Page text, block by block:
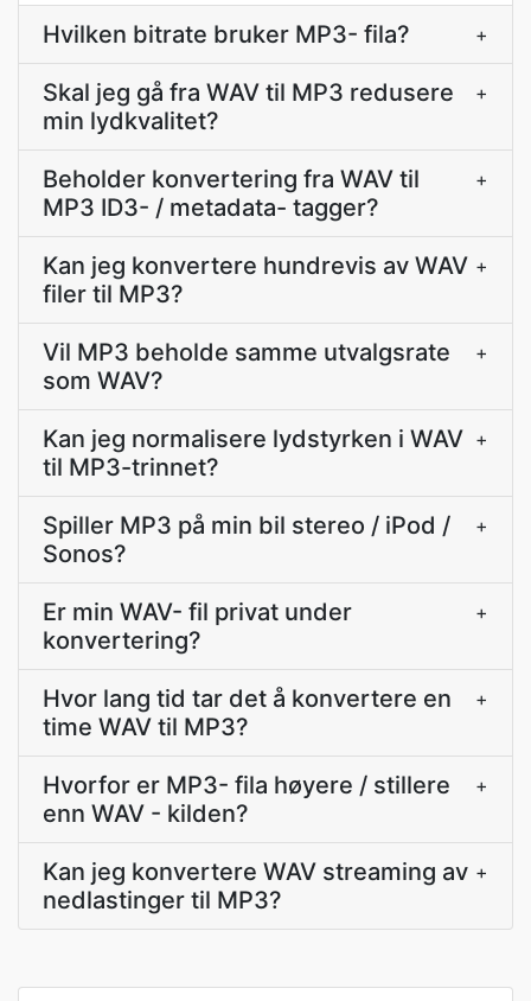
Hvilken bitrate bruker MP3- fila? +
Skal jeg gå fra WAV til MP3 redusere
min lydkvalitet?
+
Beholder konvertering fra WAV til
MP3 ID3- / metadata- tagger?
+
Kan jeg konvertere hundrevis av WAV
filer til MP3?
+
Vil MP3 beholde samme utvalgsrate
som WAV?
+
Kan jeg normalisere lydstyrken i WAV
til MP3-trinnet?
+
Spiller MP3 på min bil stereo / iPod /
Sonos?
+
Er min WAV- fil privat under
konvertering?
+
Hvor lang tid tar det å konvertere en
time WAV til MP3?
+
Hvorfor er MP3- fila høyere / stillere
enn WAV - kilden?
+
Kan jeg konvertere WAV streaming av
nedlastinger til MP3?
+